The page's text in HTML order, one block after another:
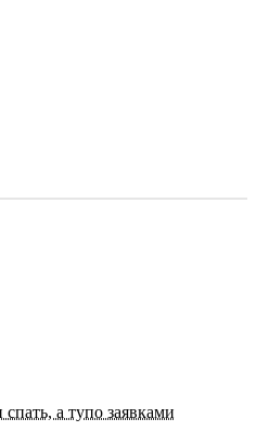
а тупо заявками